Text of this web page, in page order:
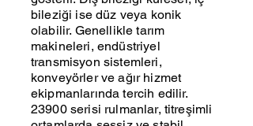
bileziği ise düz veya konik
olabilir. Genellikle tarım
makineleri, endüstriyel
transmisyon sistemleri,
konveyörler ve ağır hizmet
ekipmanlarında tercih edilir.
23900 serisi rulmanlar, titreşimli